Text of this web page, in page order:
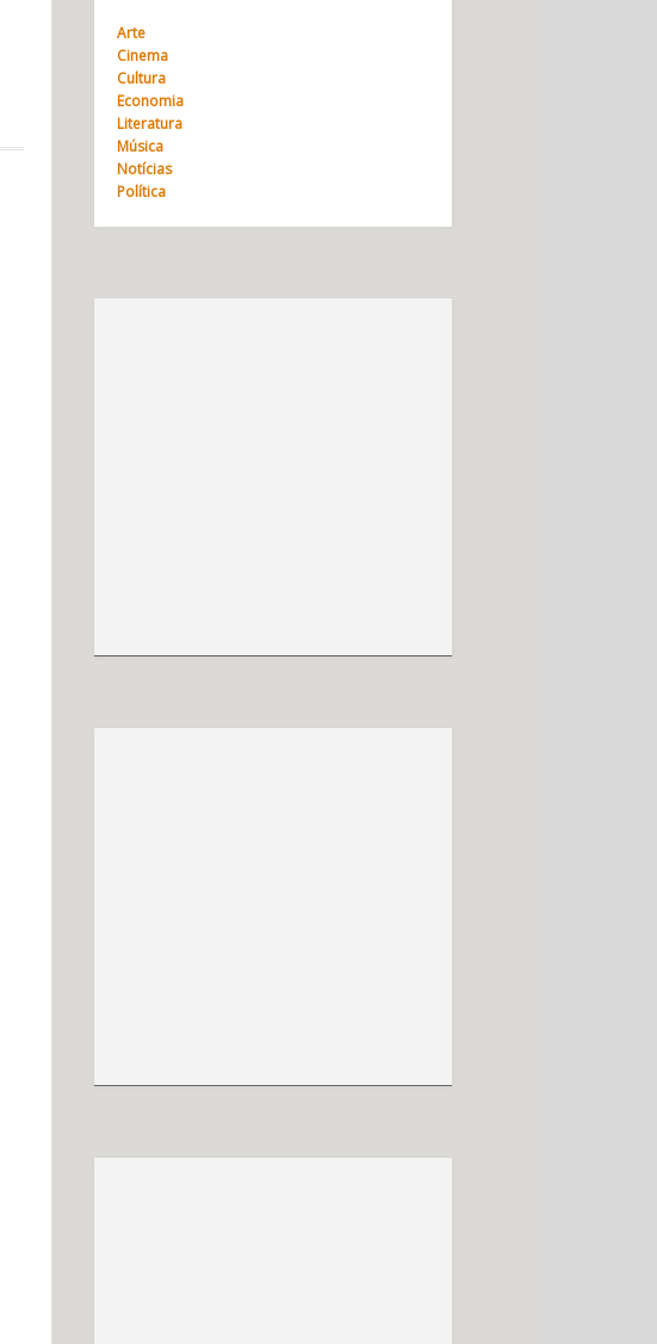
Arte
Cinema
Cultura
Economia
Literatura
Música
Notícias
Política